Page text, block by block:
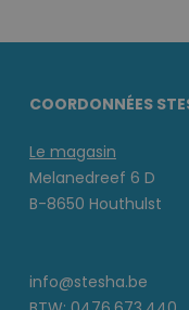
COORDONNÉES
Le magasin
Melanedreef 6 D
B-8650 Houthulst
info@stesha.be